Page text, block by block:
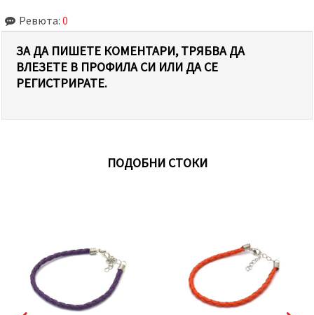
Ревюта: 0
ЗА ДА ПИШЕТЕ КОМЕНТАРИ, ТРЯБВА ДА
ВЛЕЗЕТЕ В ПРОФИЛА СИ ИЛИ ДА СЕ
РЕГИСТРИРАТЕ.
ПОДОБНИ СТОКИ